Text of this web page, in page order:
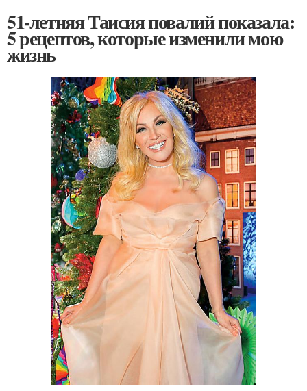
51-летняя Таисия повалий показала:
5 рецептов, которые изменили мою
жизнь